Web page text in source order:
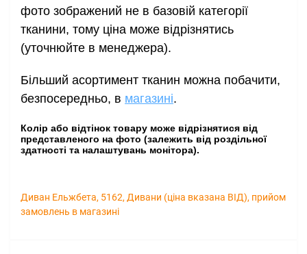
фото зображений не в базовій категорії
тканини, тому ціна може відрізнятись
(уточнюйте в менеджера).
Більший асортимент тканин можна побачити,
безпосередньо, в магазині.
Колір або відтінок товару може відрізнятися від
представленого на фото (залежить від роздільної
здатності та налаштувань монітора).
Диван Ельжбета, 5162, Дивани (ціна вказана ВІД), прийом
замовлень в магазині